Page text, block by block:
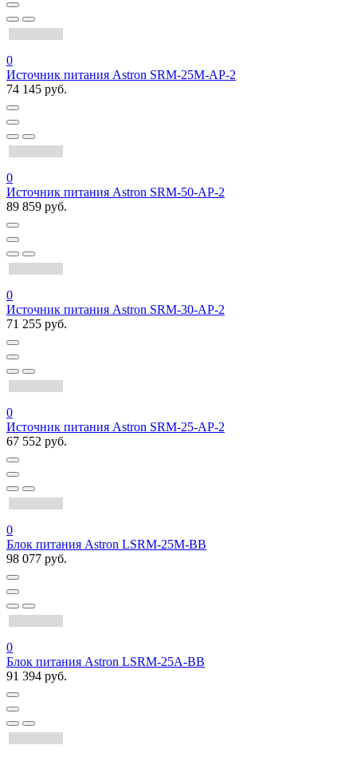
0
Источник питания Astron SRM-25M-AP-2
74 145 руб.
0
Источник питания Astron SRM-50-AP-2
89 859 руб.
0
Источник питания Astron SRM-30-AP-2
71 255 руб.
0
Источник питания Astron SRM-25-AP-2
67 552 руб.
0
Блок питания Astron LSRM-25M-BB
98 077 руб.
0
Блок питания Astron LSRM-25A-BB
91 394 руб.